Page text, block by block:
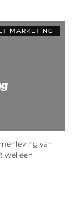
MARKETING
van
wel een